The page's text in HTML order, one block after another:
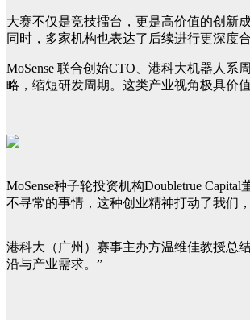
大赛不仅是竞技擂台，更是高价值的创新
同时，多家机构也表达了后续进行更深度
MoSense 联合创始CTO、港科大机器人
略，缩短研发周期。这类产业视角极具价
MoSense种子轮投资机构Doubletrue
不寻常的事情，这种创业精神打动了我们
港科大（广州）赛事主办方温维佳教授总
沿与产业需求。”